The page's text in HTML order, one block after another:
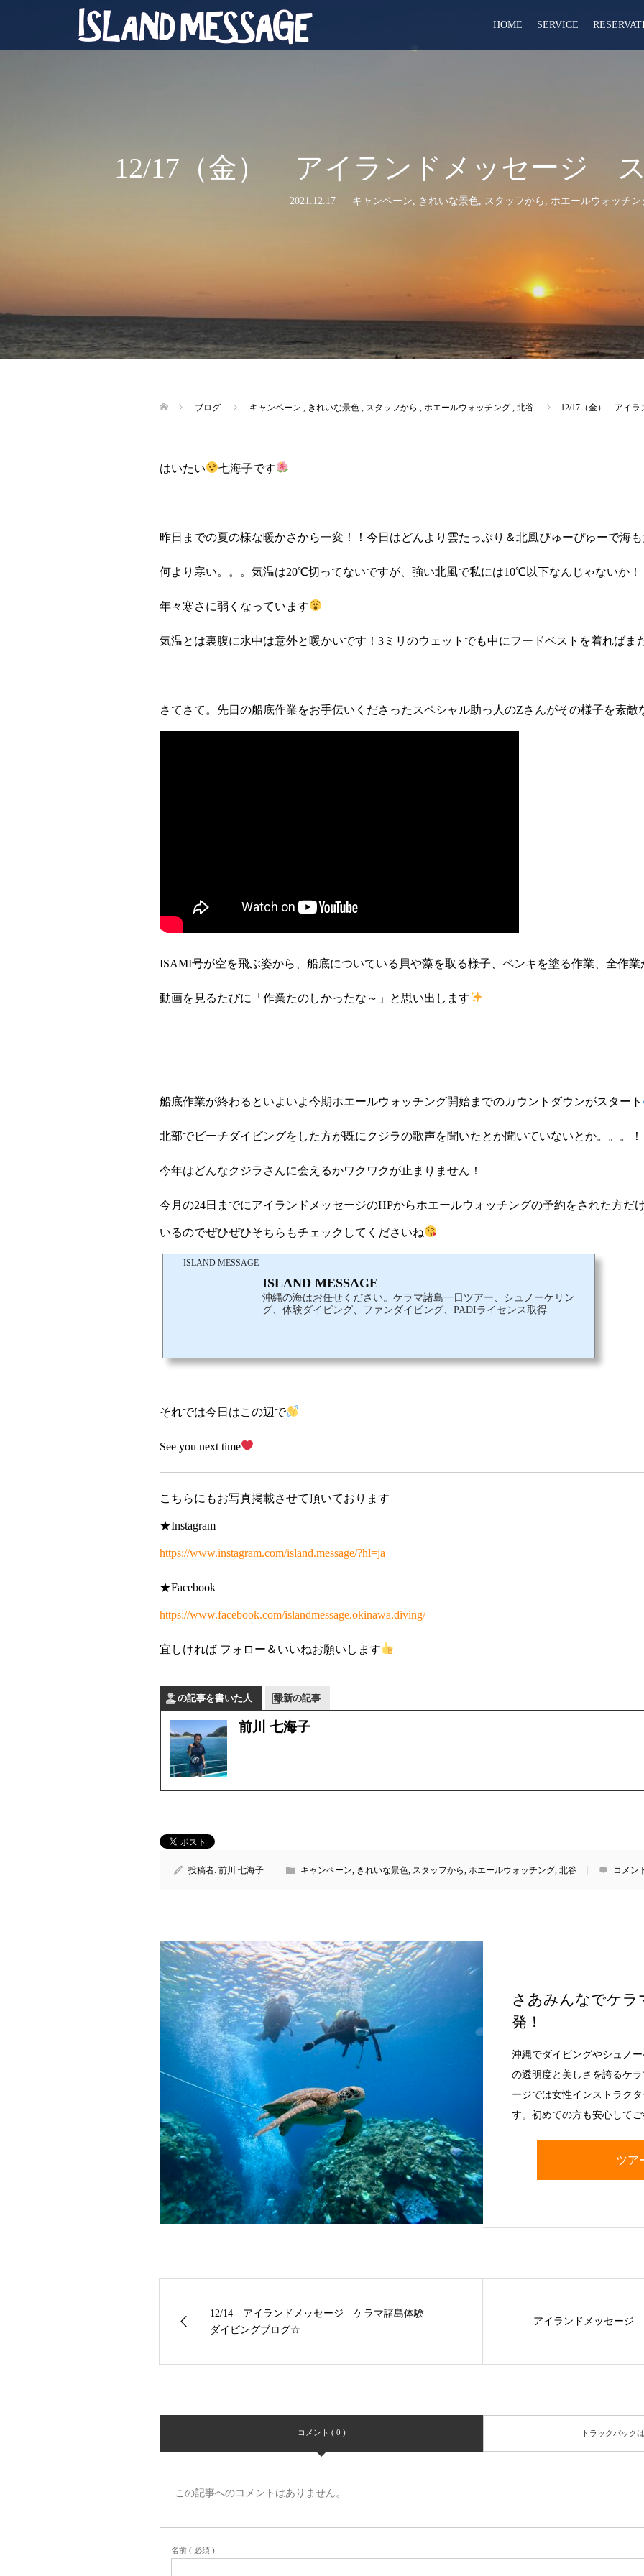
HOME SERVICE
12/17（金） アイランドメッセージ
2021.12.17 キャンペーン きれいな景色, スタッフから ホエールウォッチン
ブログ キャンペーン きれいな景色 スタッフから ホエールウォッチング 北谷 12/17（金） アイ
はいたい 七海子です
昨日までの夏の様な暖かさから一変！！今日はどんより雲たっぷり＆北風ぴゅーぴゅーで海
何より寒い。。。気温は20℃切ってないですが、強い北風で私には10℃以下なんじゃないか
年々寒さに弱くなっています
気温とは裏腹に水中は意外と暖かいです！3ミリのウェットでも中にフードベストを着ればま
さてさて。先日の船底作業をお手伝いくださったスペシャル助っ人のZさんがその様子を素
ISAMI号が空を飛ぶ姿から、船底についている貝や藻を取る様子、ペンキを塗る作業、全作
動画を見るたびに「作業たのしかったな～」と思い出します
船底作業が終わるといよいよ今期ホエールウォッチング開始までのカウントダウンがスタート
北部でビーチダイビングをした方が既にクジラの歌声を聞いたとか聞いていないとか。。。
今年はどんなクジラさんに会えるかワクワクが止まりません！
今月の24日までにアイランドメッセージのHPからホエールウォッチングの予約をされた方だ
いるのでぜひぜひそちらもチェックしてくださいね
ISLAND MESSAGE
ISLAND MESSAGE
沖縄の海はお任せください。ケラマ諸島一日ツアー、シュノーケリン
グ、体験ダイビング、ファンダイビング、PADIライセンス取得
それでは今日はこの辺で
See you next time
こちらにもお写真掲載させて頂いております
★Instagram
https://www.instagram.com/island.message/?hl=ja
★Facebook
https://www.facebook.com/islandmessage.okinawa.diving/
宜しければ フォロー＆いいねお願いします
この記事を書いた人 最新の記事
前川 七海子
投稿者: 前川 七海子 キャンペーン きれいな景色 スタッフから ホエールウォッチング 北谷 コメン
さあみんなでケラ
発！
沖縄でダイビングやシュノ
の透明度と美しさを誇るケ
ージでは女性インストラク
す。初めての方も安心して
ツア
12/14 アイランドメッセージ ケラマ諸島体験
ダイビングブログ☆
アイランドメッセー
コメント ( 0 ) トラックバック
この記事へのコメントはありません。
名前 ( 必須 )